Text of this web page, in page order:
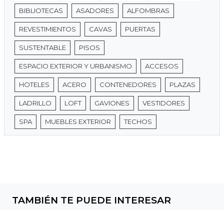
BIBLIOTECAS ASADORES ALFOMBRAS
REVESTIMIENTOS CAVAS PUERTAS
SUSTENTABLE PISOS
ESPACIO EXTERIOR Y URBANISMO ACCESOS
HOTELES ACERO CONTENEDORES PLAZAS
LADRILLO LOFT GAVIONES VESTIDORES
SPA MUEBLES EXTERIOR TECHOS
TAMBIÉN TE PUEDE INTERESAR